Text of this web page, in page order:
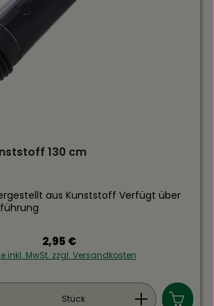
130 cm
aus Kunststoff Verfügt über
Regulärer Preis:
2,95 €
inkl. MwSt. zzgl. Versandkosten
Gib den gewünschten Wert
Stück